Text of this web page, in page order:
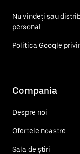
Nu vindeți sau
personal
Politica Google
Compania
Despre noi
Ofertele noastre
Sala de știri